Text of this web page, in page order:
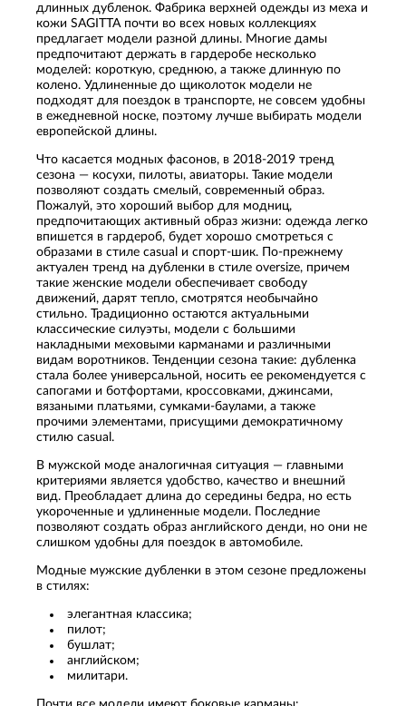
длинных дубленок. Фабрика верхней одежды из меха и
кожи SAGITTA почти во всех новых коллекциях
предлагает модели разной длины. Многие дамы
предпочитают держать в гардеробе несколько
моделей: короткую, среднюю, а также длинную по
колено. Удлиненные до щиколоток модели не
подходят для поездок в транспорте, не совсем удобны
в ежедневной носке, поэтому лучше выбирать модели
европейской длины.
Что касается модных фасонов, в 2018-2019 тренд
сезона — косухи, пилоты, авиаторы. Такие модели
позволяют создать смелый, современный образ.
Пожалуй, это хороший выбор для модниц,
предпочитающих активный образ жизни: одежда легко
впишется в гардероб, будет хорошо смотреться с
образами в стиле casual и спорт-шик. По-прежнему
актуален тренд на дубленки в стиле oversize, причем
такие женские модели обеспечивает свободу
движений, дарят тепло, смотрятся необычайно
стильно. Традиционно остаются актуальными
классические силуэты, модели с большими
накладными меховыми карманами и различными
видам воротников. Тенденции сезона такие: дубленка
стала более универсальной, носить ее рекомендуется с
сапогами и ботфортами, кроссовками, джинсами,
вязаными платьями, сумками-баулами, а также
прочими элементами, присущими демократичному
стилю casual.
В мужской моде аналогичная ситуация — главными
критериями является удобство, качество и внешний
вид. Преобладает длина до середины бедра, но есть
укороченные и удлиненные модели. Последние
позволяют создать образ английского денди, но они не
слишком удобны для поездок в автомобиле.
Модные мужские дубленки в этом сезоне предложены
в стилях:
элегантная классика;
пилот;
бушлат;
английском;
милитари.